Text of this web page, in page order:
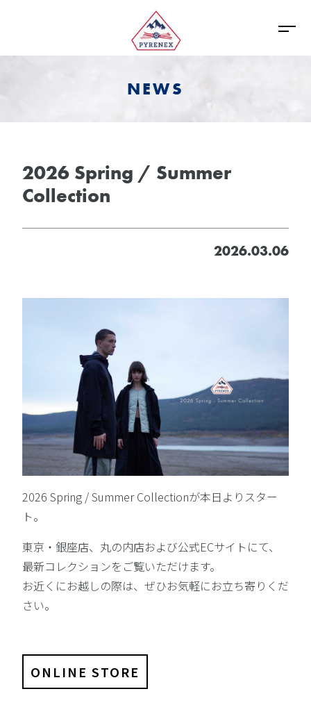
NEWS
2026 Spring / Summer
Collection
2026.03.06
2026 Spring / Summer Collectionが本日よりスター
ト。
東京・銀座店、丸の内店および公式ECサイトにて、
最新コレクションをご覧いただけます。
お近くにお越しの際は、ぜひお気軽にお立ち寄りくだ
さい。
ONLINE STORE